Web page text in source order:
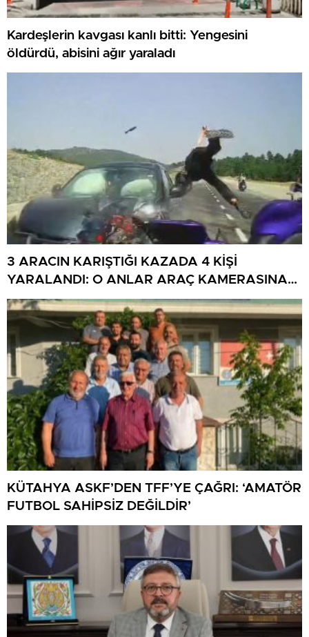
Kardeşlerin kavgası kanlı bitti: Yengesini
öldürdü, abisini ağır yaraladı
3 ARACIN KARIŞTIĞI KAZADA 4 KİŞİ
YARALANDI: O ANLAR ARAÇ KAMERASINA
YANSIDI
KÜTAHYA ASKF’DEN TFF’YE ÇAĞRI: ‘AMATÖR
FUTBOL SAHİPSİZ DEĞİLDİR’